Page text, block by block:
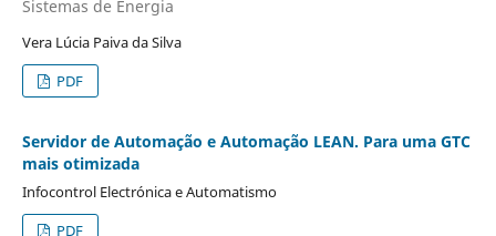
Sistemas de Energia
Vera Lúcia Paiva da Silva
PDF
Servidor de Automação e Automação LEAN. Para uma GTC
mais otimizada
Infocontrol Electrónica e Automatismo
PDF